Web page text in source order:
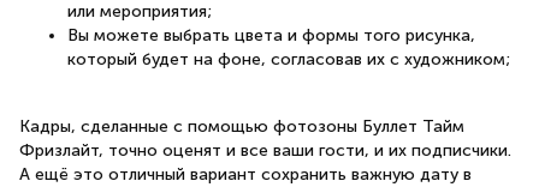
или мероприятия;
Вы можете выбрать цвета и формы того рисунка,
который будет на фоне, согласовав их с художником;
Кадры, сделанные с помощью фотозоны Буллет Тайм
Фризлайт, точно оценят и все ваши гости, и их подписчики.
А ещё это отличный вариант сохранить важную дату в